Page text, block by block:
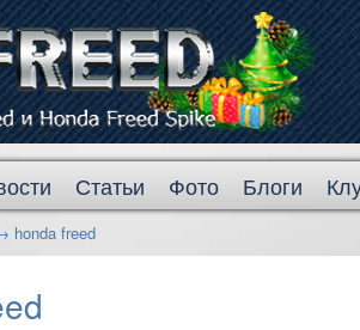
Статьи Фото Блоги
honda freed